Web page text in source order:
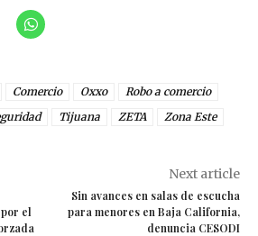
Comercio Oxxo
Robo a comercio
Tijuana ZETA Zona Este
el
Next article
Sin avances en salas de escucha
para menores en Baja California,
denuncia CESODI